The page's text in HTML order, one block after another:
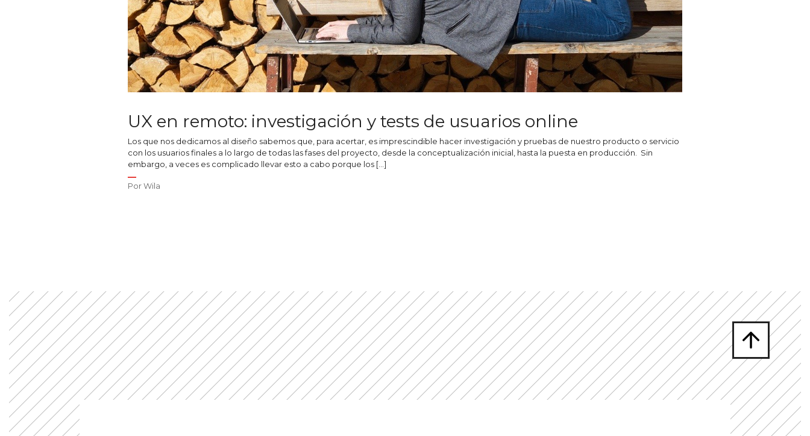
UX en remoto: investigación y tests de usuarios online
Los que nos dedicamos al diseño sabemos que, para acertar, es imprescindible hacer investigación y pruebas de nuestro producto o servicio
con los usuarios finales a lo largo de todas las fases del proyecto, desde la conceptualización inicial, hasta la puesta en producción. Sin
embargo, a veces es complicado llevar esto a cabo porque los […]
PorWila